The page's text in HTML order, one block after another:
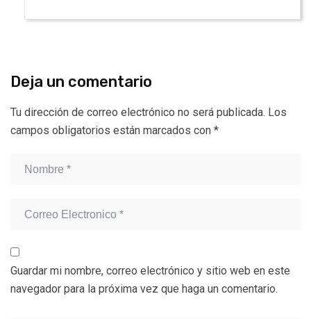
Deja un comentario
Tu dirección de correo electrónico no será publicada. Los
campos obligatorios están marcados con *
Guardar mi nombre, correo electrónico y sitio web en este
navegador para la próxima vez que haga un comentario.